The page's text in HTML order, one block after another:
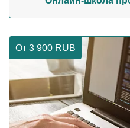
От 3 900 RUB